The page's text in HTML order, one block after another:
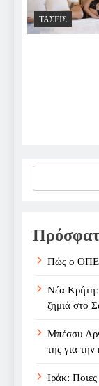
ΤΆΣΕΙΣ
Πώς ο
Νέα
ζημιά στο
Μπέσσυ
της για την
Ιράκ: